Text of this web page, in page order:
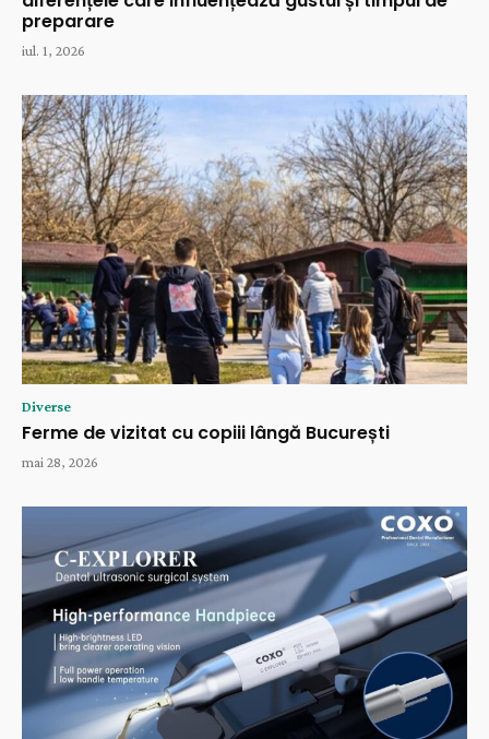
preparare
iul. 1, 2026
Diverse
Ferme de vizitat cu copiii lângă București
mai 28, 2026